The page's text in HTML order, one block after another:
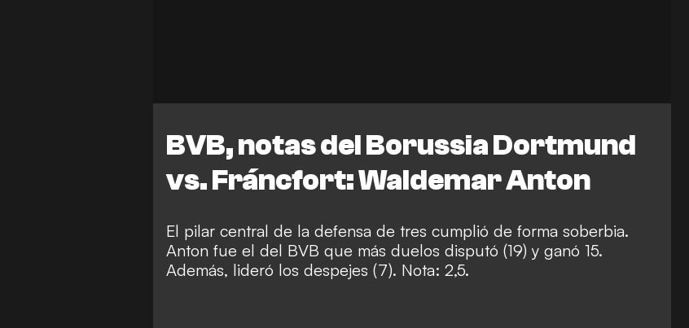
BVB, notas del Borussia Dortmund
vs. Fráncfort: Waldemar Anton
El pilar central de la defensa de tres cumplió de forma soberbia.
Anton fue el del BVB que más duelos disputó (19) y ganó 15.
Además, lideró los despejes (7). Nota: 2,5.